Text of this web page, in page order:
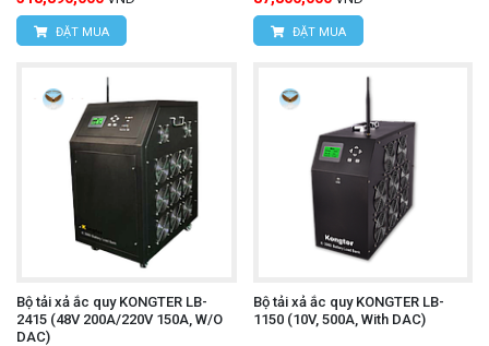
ĐẶT MUA ĐẶT MUA
Bộ tải xả ắc quy KONGTER LB-
2415 (48V 200A/220V 150A, W/O
DAC)
Bộ tải xả ắc quy KONGTER LB-
1150 (10V, 500A, With DAC)